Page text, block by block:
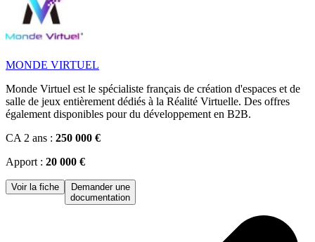
MONDE VIRTUEL
Monde Virtuel est le spécialiste français de création d'espaces et de
salle de jeux entièrement dédiés à la Réalité Virtuelle. Des offres
également disponibles pour du développement en B2B.
CA 2 ans : 250 000 €
Apport : 20 000 €
Voir la fiche
Demander une
documentation